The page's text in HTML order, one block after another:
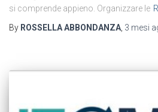
si comprende appieno. Organizzare le
By ROSSELLA ABBONDANZA, 3 mesi